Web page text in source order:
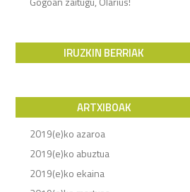
IRUZKIN BERRIAK
ARTXIBOAK
2019(e)ko azaroa
2019(e)ko abuztua
2019(e)ko ekaina